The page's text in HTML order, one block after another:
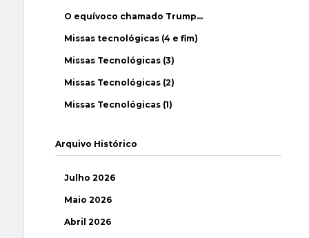
O equívoco chamado Trump…
Missas tecnológicas (4 e fim)
Missas Tecnológicas (3)
Missas Tecnológicas (2)
Missas Tecnológicas (1)
Arquivo Histórico
Julho 2026
Maio 2026
Abril 2026